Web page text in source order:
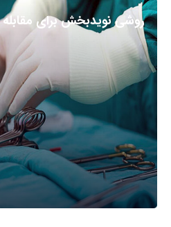
روشی نویدبخش برای